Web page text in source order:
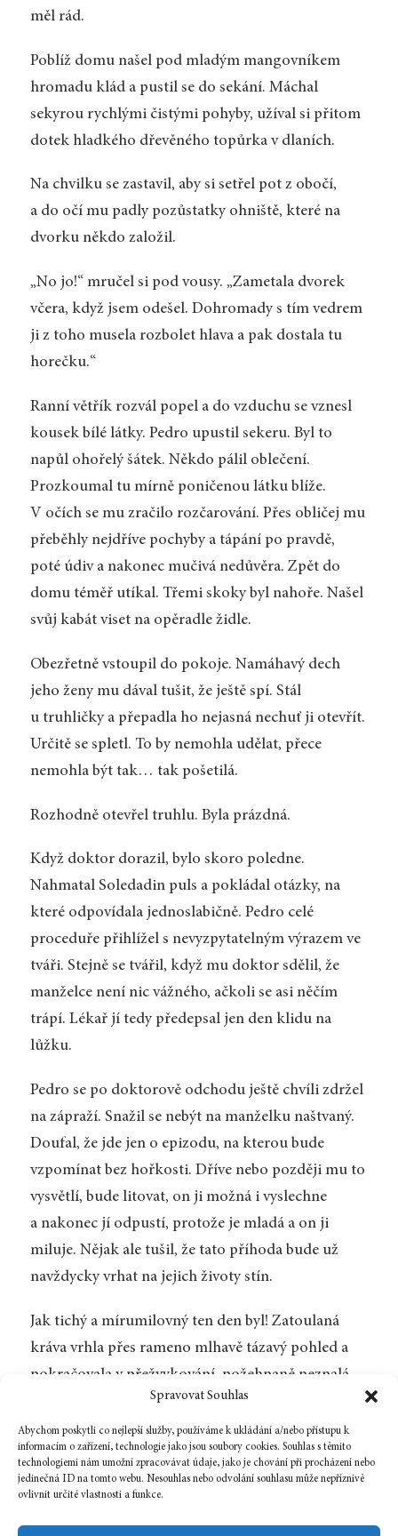
Spravovat Souhlas
Abychom poskytli co nejlepší služby, používáme k ukládání a/nebo přístupu k
informacím o zařízení, technologie jako jsou soubory cookies. Souhlas s těmito
technologiemi nám umožní zpracovávat údaje, jako je chování při procházení nebo
jedinečná ID na tomto webu. Nesouhlas nebo odvolání souhlasu může nepříznivě
ovlivnit určité vlastnosti a funkce.
měl rád.
Poblíž domu našel pod mladým mangovníkem
hromadu klád a pustil se do sekání. Máchal
sekyrou rychlými čistými pohyby, užíval si přitom
dotek hladkého dřevěného topůrka v dlaních.
Na chvilku se zastavil, aby si setřel pot z obočí,
a do očí mu padly pozůstatky ohniště, které na
dvorku někdo založil.
„No jo!“ mručel si pod vousy. „Zametala dvorek
včera, když jsem odešel. Dohromady s tím vedrem
ji z toho musela rozbolet hlava a pak dostala tu
horečku.“
Ranní větřík rozvál popel a do vzduchu se vznesl
kousek bílé látky. Pedro upustil sekeru. Byl to
napůl ohořelý šátek. Někdo pálil oblečení.
Prozkoumal tu mírně poničenou látku blíže.
V očích se mu zračilo rozčarování. Přes obličej mu
přeběhly nejdříve pochyby a tápání po pravdě,
poté údiv a nakonec mučivá nedůvěra. Zpět do
domu téměř utíkal. Třemi skoky byl nahoře. Našel
svůj kabát viset na opěradle židle.
Obezřetně vstoupil do pokoje. Namáhavý dech
jeho ženy mu dával tušit, že ještě spí. Stál
u truhličky a přepadla ho nejasná nechuť ji otevřít.
Určitě se spletl. To by nemohla udělat, přece
nemohla být tak… tak pošetilá.
Rozhodně otevřel truhlu. Byla prázdná.
Když doktor dorazil, bylo skoro poledne.
Nahmatal Soledadin puls a pokládal otázky, na
které odpovídala jednoslabičně. Pedro celé
proceduře přihlížel s nevyzpytatelným výrazem ve
tváři. Stejně se tvářil, když mu doktor sdělil, že
manželce není nic vážného, ačkoli se asi něčím
trápí. Lékař jí tedy předepsal jen den klidu na
lůžku.
Pedro se po doktorově odchodu ještě chvíli zdržel
na zápraží. Snažil se nebýt na manželku naštvaný.
Doufal, že jde jen o epizodu, na kterou bude
vzpomínat bez hořkosti. Dříve nebo později mu to
vysvětlí, bude litovat, on ji možná i vyslechne
a nakonec jí odpustí, protože je mladá a on ji
miluje. Nějak ale tušil, že tato příhoda bude už
navždycky vrhat na jejich životy stín.
Jak tichý a mírumilovný ten den byl! Zatoulaná
kráva vrhla přes rameno mlhavě tázavý pohled a
pokračovala v přežvykování, požehnaně neznalá
věcí, jako je strach, který užírá ženské srdce, a
tichý vztek, který doutná v srdci mužském.